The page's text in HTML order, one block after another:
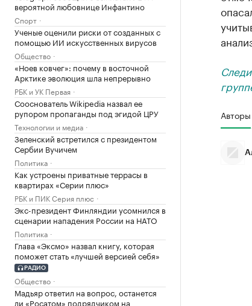
вероятной любовнице Инфантино
Спорт
Ученые оценили риски от созданных с
помощью ИИ искусственных вирусов
Общество
«Ноев ковчег»: почему в восточной
Арктике эволюция шла непрерывно
РБК и УК Первая
Сооснователь Wikipedia назвал ее
рупором пропаганды под эгидой ЦРУ
Технологии и медиа
Зеленский встретился с президентом
Сербии Вучичем
Политика
Как устроены приватные террасы в
квартирах «Серии плюс»
РБК и ПИК Серия плюс
Экс-президент Финляндии усомнился в
сценарии нападения России на НАТО
Политика
Глава «Эксмо» назвал книгу, которая
поможет стать «лучшей версией себя»
РАДИО
Общество
Мадьяр ответил на вопрос, останется
ли «Росатом» подрядчиком на
Авторы